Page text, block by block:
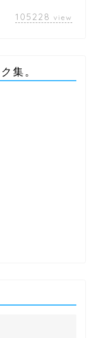
105228 view
集。